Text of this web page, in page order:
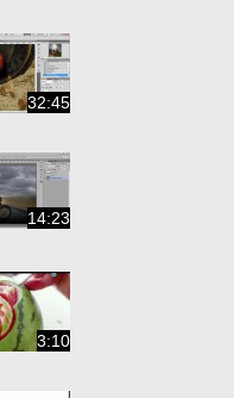
32:45
14:23
3:10